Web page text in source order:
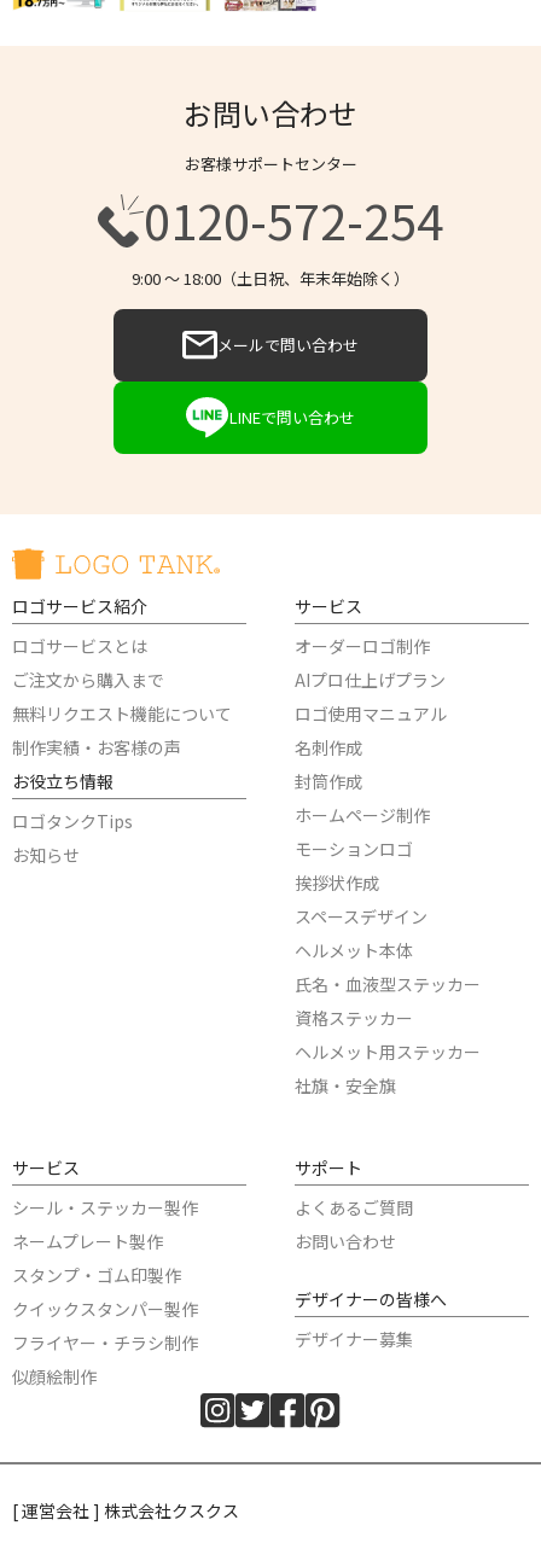
お問い合わせ
お客様サポートセンター
0120-572-254
9:00 〜 18:00（土日祝、年末年始除く）
メールで問い合わせ
LINEで問い合わせ
ロゴサービス紹介
ロゴサービスとは
ご注文から購入まで
無料リクエスト機能について
制作実績・お客様の声
お役立ち情報
ロゴタンクTips
お知らせ
サービス
オーダーロゴ制作
AIプロ仕上げプラン
ロゴ使用マニュアル
名刺作成
封筒作成
ホームページ制作
モーションロゴ
挨拶状作成
スペースデザイン
ヘルメット本体
氏名・血液型ステッカー
資格ステッカー
ヘルメット用ステッカー
社旗・安全旗
サービス
シール・ステッカー製作
ネームプレート製作
スタンプ・ゴム印製作
クイックスタンパー製作
フライヤー・チラシ制作
似顔絵制作
サポート
よくあるご質問
お問い合わせ
デザイナーの皆様へ
デザイナー募集
[ 運営会社 ] 株式会社クスクス